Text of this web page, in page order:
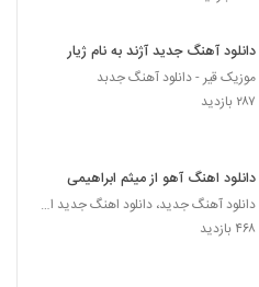
آهنگ کارن قلی نژاد چشم سیاهش
(Karen Qolinezhad
Masoud Sadeghloo
پالیز بنام آشنای من
دانلود آهنگ جدید آژند به نام ژیار
موزیک قیر - دانلود آهنگ جدبد
۲۸۷ بازدید
دانلود اهنگ آهو از میثم ابراهیمی
دانلود آهنگ جدید، دانلود اهنگ جدید ایرانی
۴۶۸ بازدید